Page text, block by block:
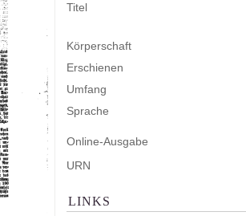
Titel
Körperschaft
Erschienen
Umfang
Sprache
Online-Ausgabe
URN
LINKS